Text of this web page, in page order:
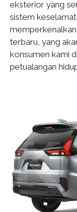
eksterior yang
sistem
terbaru, yang
konsumen kami
petualangan